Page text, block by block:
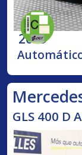
2019
GLS 400 D